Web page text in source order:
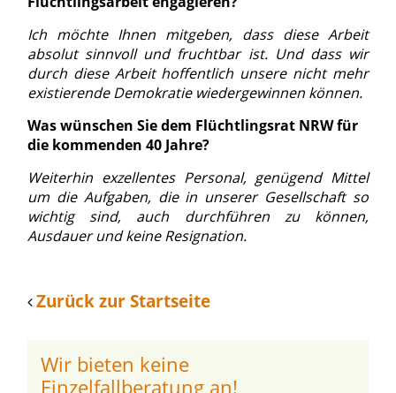
Ich möchte Ihnen mitgeben, dass diese Arbeit
absolut sinnvoll und fruchtbar ist. Und dass wir
durch diese Arbeit hoffentlich unsere nicht mehr
existierende Demokratie wiedergewinnen können.
Was wünschen Sie dem Flüchtlingsrat NRW für
die kommenden 40 Jahre?
Weiterhin exzellentes Personal, genügend Mittel
um die Aufgaben, die in unserer Gesellschaft so
wichtig sind, auch durchführen zu können,
Ausdauer und keine Resignation.
Zurück zur Startseite
Wir bieten keine
Einzelfallberatung an!